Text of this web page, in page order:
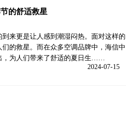
的舒适救星
来更是让人感到潮湿闷热。面对这样的
的救星。而在众多空调品牌中，海信中
，为人们带来了舒适的夏日生……
2024-07-15